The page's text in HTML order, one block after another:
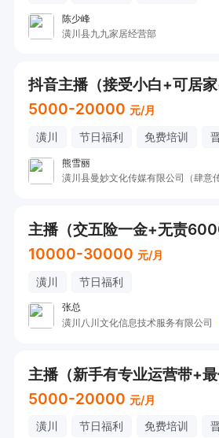
陈少峰
潢川县九九家居经营部
5000-20000 元/月
潢川 节日福利 免费培训
熊雪丽
潢川县曼妙文化传媒有限公司（肆意
10000-30000 元/月
潢川 节日福利
张总
潢川八川文化信息技术服务有限公司
5000-20000 元/月
潢川 节日福利 免费培训